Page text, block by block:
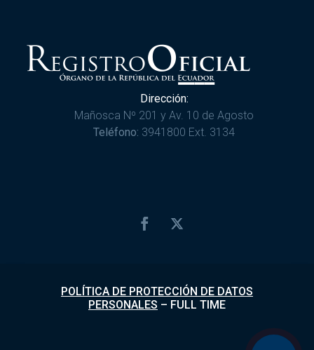
Dirección:
Mañosca Nº 201 y Av. 10 de Agosto
Teléfono: 3941800 Ext. 3134
POLÍTICA DE PROTECCIÓN DE DATOS
PERSONALES – FULL TIME